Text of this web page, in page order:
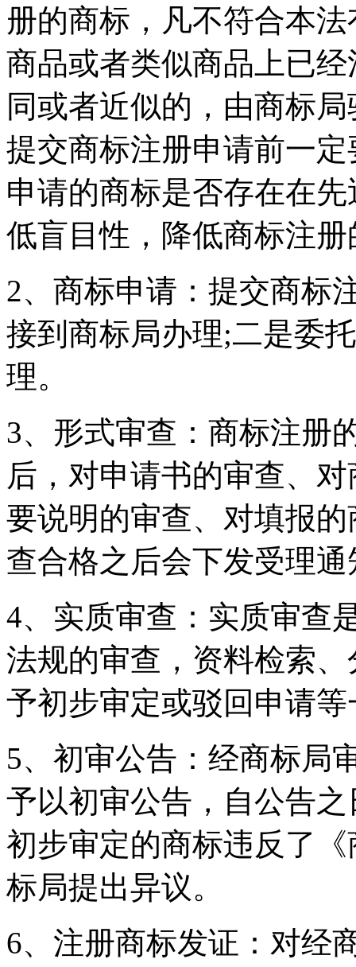
册的商标，凡不符合本
商品或者类似商品上已
同或者近似的，由商标
提交商标注册申请前一
申请的商标是否存在在
低盲目性，降低商标注
2、商标申请：提交商标
接到商标局办理;二是委
理。
3、形式审查：商标注册
后，对申请书的审查、
要说明的审查、对填报
查合格之后会下发受理通
4、实质审查：实质审查
法规的审查，资料检索
予初步审定或驳回申请
5、初审公告：经商标局
予以初审公告，自公告
初步审定的商标违反了
标局提出异议。
6、注册商标发证：对经